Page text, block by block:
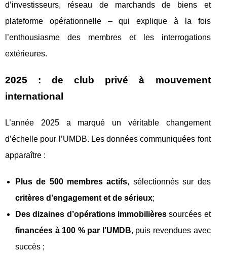
d’investisseurs, réseau de marchands de biens et
plateforme opérationnelle – qui explique à la fois
l’enthousiasme des membres et les interrogations
extérieures.
2025 : de club privé à mouvement
international
L’année 2025 a marqué un véritable changement
d’échelle pour l’UMDB. Les données communiquées font
apparaître :
Plus de 500 membres actifs, sélectionnés sur des
critères d’engagement et de sérieux;
Des dizaines d’opérations immobilièressourcées et
financées à 100 % par l’UMDB, puis revendues avec
succès ;